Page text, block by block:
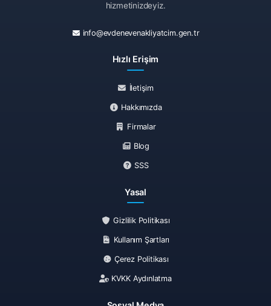
hizmetinizdeyiz.
info@evdenevenakliyatcim.gen.tr
Hızlı Erişim
İletişim
Hakkımızda
Firmalar
Blog
SSS
Yasal
Gizlilik Politikası
Kullanım Şartları
Çerez Politikası
KVKK Aydınlatma